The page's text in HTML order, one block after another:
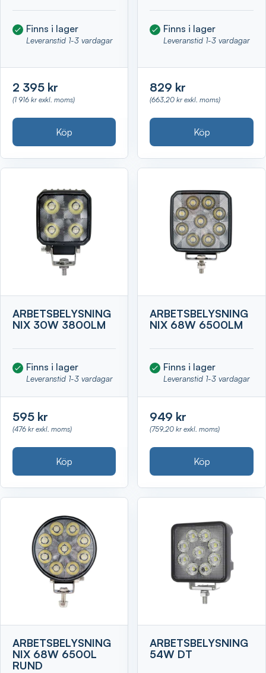
Finns i lager
Leveranstid 1-3 vardagar
2 395 kr
(1 916 kr exkl. moms)
Köp
Finns i lager
Leveranstid 1-3 vardagar
829 kr
(663,20 kr exkl. moms)
Köp
ARBETSBELYSNING
NIX 30W 3800LM
Finns i lager
Leveranstid 1-3 vardagar
595 kr
(476 kr exkl. moms)
Köp
ARBETSBELYSNING
NIX 68W 6500LM
Finns i lager
Leveranstid 1-3 vardagar
949 kr
(759,20 kr exkl. moms)
Köp
ARBETSBELYSNING
NIX 68W 6500L
RUND
ARBETSBELYSNING
54W DT